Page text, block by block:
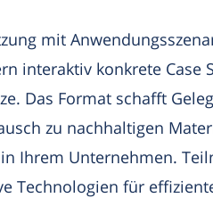
mit
interaktiv konkrete Case
Das Format schafft
zu nachhaltigen
Ihrem Unternehmen.
Technologien für